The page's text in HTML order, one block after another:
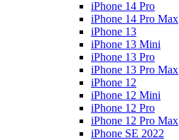
iPhone 14 Pro
iPhone 14 Pro Max
iPhone 13
iPhone 13 Mini
iPhone 13 Pro
iPhone 13 Pro Max
iPhone 12
iPhone 12 Mini
iPhone 12 Pro
iPhone 12 Pro Max
iPhone SE 2022